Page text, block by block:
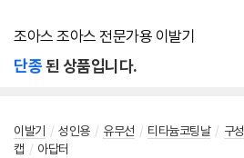
조아스 조아스 전문가용 이발기
단종된 상품입니다.
이발기 / 성인용 / 유무선 / 티타늄코팅날 / 구성
캡 / 아답터